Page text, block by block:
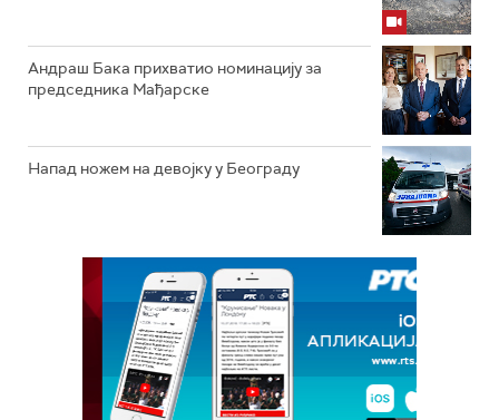
Андраш Бака прихватио номинацију за
председника Мађарске
Напад ножем на девојку у Београду